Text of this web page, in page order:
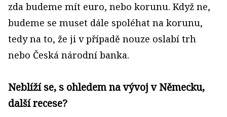
zda budeme mít euro, nebo korunu. Když ne,
budeme se muset dále spoléhat na korunu,
tedy na to, že ji v případě nouze oslabí trh
nebo Česká národní banka.
Neblíží se, s ohledem na vývoj v Německu,
další recese?